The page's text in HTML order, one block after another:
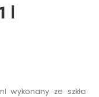
l
wykonany ze szkła